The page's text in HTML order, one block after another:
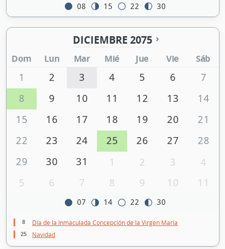
08 15 22 30
DICIEMBRE 2075
Dom Lun Mar Mié Jue Vie Sáb
1 2 3 4 5 6
7
8
9 10 11 12 13
14
15
16 17 18 19 20
21
22
23 24 25 26 27
28
29
30 31 1 2 3
4
5
6 7 8 9 10 11
07 14 22 30
8 Día de la Inmaculada Concepción de la Virgen María
25 Navidad